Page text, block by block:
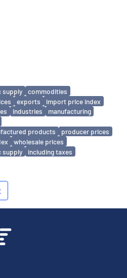
supply
commodities
exports
import price index
industries
manufacturing
products
producer prices
wholesale prices
supply
including taxes